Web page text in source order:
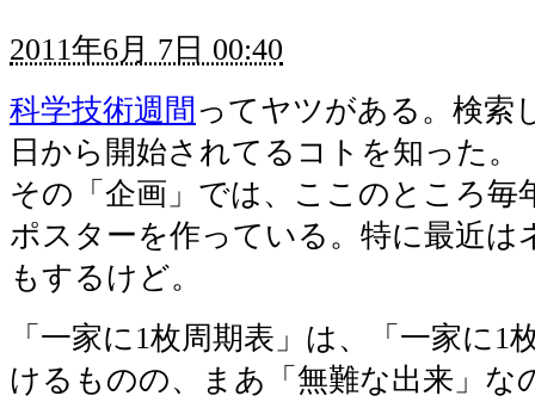
2011年6月 7日 00:40
科学技術週間 ってヤツがある。検索
日から開始されてるコトを知った。
その「企画」では、ここのところ毎
ポスターを作っている。特に最近は
もするけど。
「一家に1枚周期表」は、「一家に1
けるものの、まあ「無難な出来」な